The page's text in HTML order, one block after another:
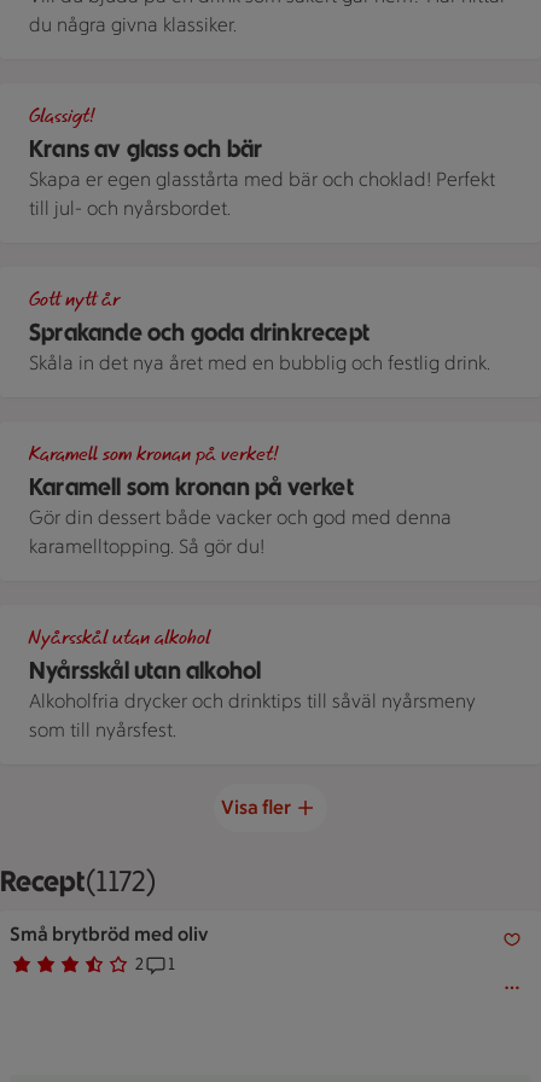
du några givna klassiker.
Krans av glass och bär
Glassigt!
Skapa er egen glasstårta med bär och choklad! Perfekt
till jul- och nyårsbordet.
Sprakande och goda drinkrecept
Gott nytt år
Skåla in det nya året med en bubblig och festlig drink.
Karamell som kronan på verket
Karamell som kronan på verket!
Gör din dessert både vacker och god med denna
karamelltopping. Så gör du!
Nyårsskål utan alkohol
Nyårsskål utan alkohol
Alkoholfria drycker och drinktips till såväl nyårsmeny
som till nyårsfest.
Visa fler
ReceptVisar 1172 stycken
(1172)
Små brytbröd med oliv
Betyg 3.5 av 5. 2
2 personer har röstatReceptet har 1 kommentarer
1
Små brytbröd med oliv